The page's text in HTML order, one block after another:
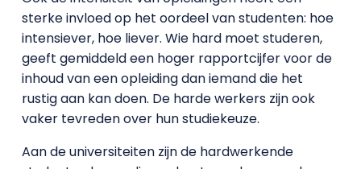
sterke invloed op het oordeel van studenten: hoe
intensiever, hoe liever. Wie hard moet studeren,
geeft gemiddeld een hoger rapportcijfer voor de
inhoud van een opleiding dan iemand die het
rustig aan kan doen. De harde werkers zijn ook
vaker tevreden over hun studiekeuze.
Aan de universiteiten zijn de hardwerkende